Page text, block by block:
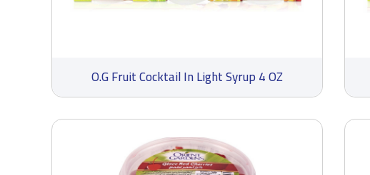
O.G Fruit Cocktail In Light Syrup 4 OZ